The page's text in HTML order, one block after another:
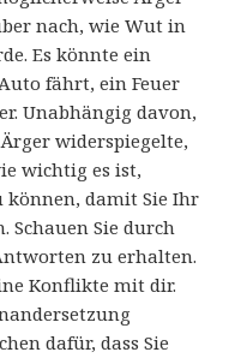
nach, wie Wut in
Es könnte ein
fährt, ein Feuer
Unabhängig davon,
widerspiegelte,
wichtig es ist,
damit Sie Ihr
Schauen Sie durch
zu erhalten.
Konflikte mit dir.
dafür, dass Sie